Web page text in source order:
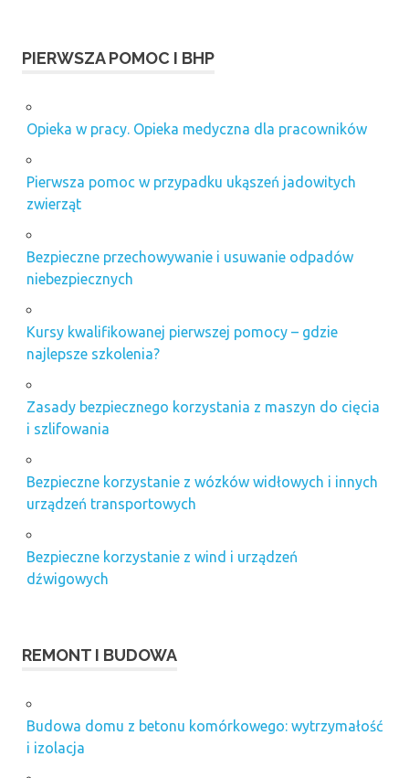
PIERWSZA POMOC I BHP
Opieka w pracy. Opieka medyczna dla pracowników
Pierwsza pomoc w przypadku ukąszeń jadowitych
zwierząt
Bezpieczne przechowywanie i usuwanie odpadów
niebezpiecznych
Kursy kwalifikowanej pierwszej pomocy – gdzie
najlepsze szkolenia?
Zasady bezpiecznego korzystania z maszyn do cięcia
i szlifowania
Bezpieczne korzystanie z wózków widłowych i innych
urządzeń transportowych
Bezpieczne korzystanie z wind i urządzeń
dźwigowych
REMONT I BUDOWA
Budowa domu z betonu komórkowego: wytrzymałość
i izolacja